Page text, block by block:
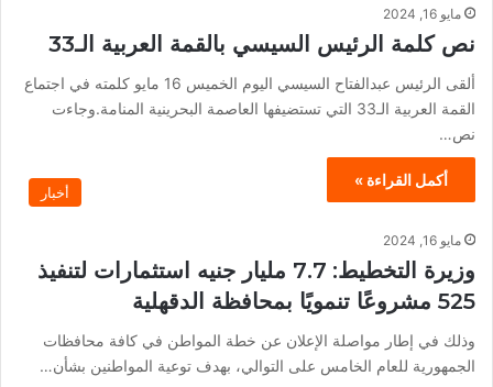
مايو 16, 2024
نص كلمة الرئيس السيسي بالقمة العربية الـ33
ألقى الرئيس عبدالفتاح السيسي اليوم الخميس 16 مايو كلمته في اجتماع
القمة العربية الـ33 التي تستضيفها العاصمة البحرينية المنامة.وجاءت
نص…
أكمل القراءة »
أخبار
مايو 16, 2024
وزيرة التخطيط: 7.7 مليار جنيه استثمارات لتنفيذ
525 مشروعًا تنمويًا بمحافظة الدقهلية
وذلك في إطار مواصلة الإعلان عن خطة المواطن في كافة محافظات
الجمهورية للعام الخامس على التوالي، بهدف توعية المواطنين بشأن…